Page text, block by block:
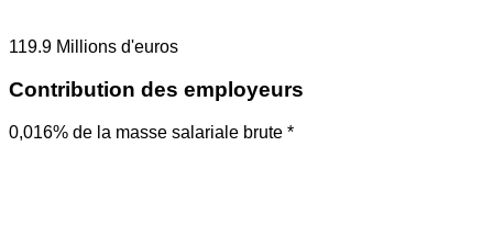
119.9 Millions d'euros
Contribution des employeurs
0,016% de la masse salariale brute *